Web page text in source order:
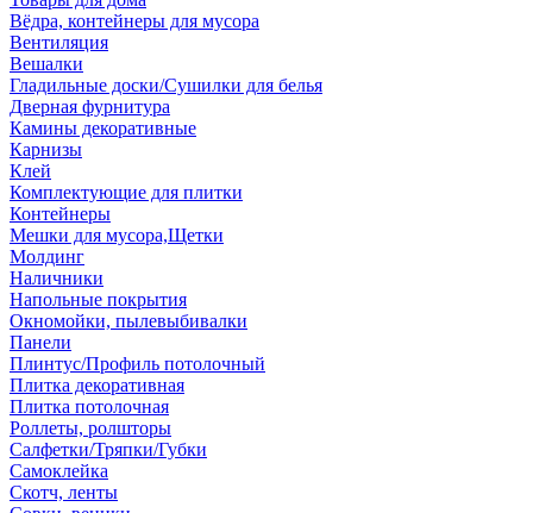
Вёдра, контейнеры для мусора
Вентиляция
Вешалки
Гладильные доски/Сушилки для белья
Дверная фурнитура
Камины декоративные
Карнизы
Клей
Комплектующие для плитки
Контейнеры
Мешки для мусора,Щетки
Молдинг
Наличники
Напольные покрытия
Окномойки, пылевыбивалки
Панели
Плинтус/Профиль потолочный
Плитка декоративная
Плитка потолочная
Роллеты, ролшторы
Салфетки/Тряпки/Губки
Самоклейка
Скотч, ленты